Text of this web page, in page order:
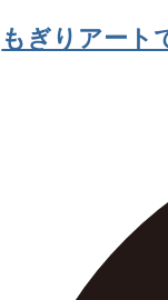
もぎりアート